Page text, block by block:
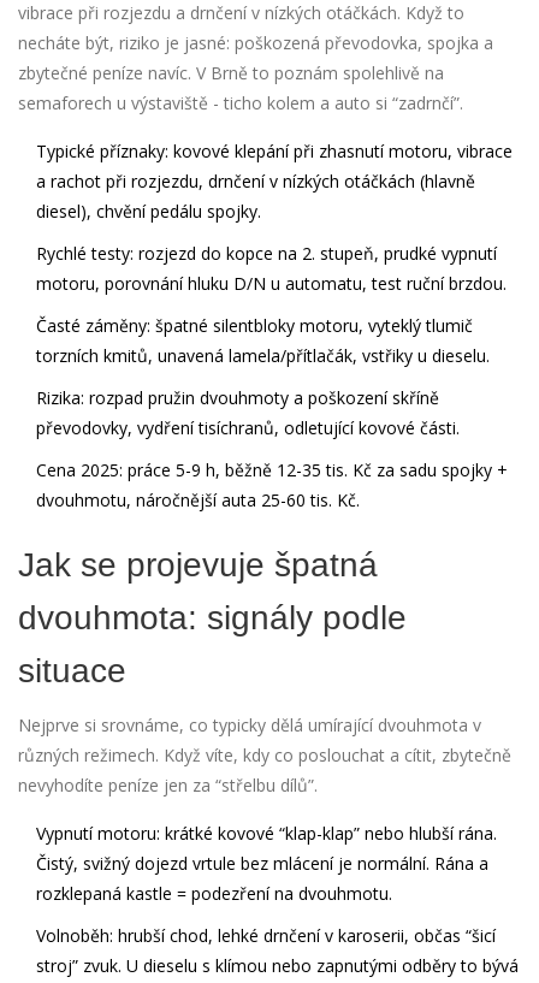
vibrace při rozjezdu a drnčení v nízkých otáčkách. Když to
necháte být, riziko je jasné: poškozená převodovka, spojka a
zbytečné peníze navíc. V Brně to poznám spolehlivě na
semaforech u výstaviště - ticho kolem a auto si “zadrnčí”.
Typické příznaky: kovové klepání při zhasnutí motoru, vibrace
a rachot při rozjezdu, drnčení v nízkých otáčkách (hlavně
diesel), chvění pedálu spojky.
Rychlé testy: rozjezd do kopce na 2. stupeň, prudké vypnutí
motoru, porovnání hluku D/N u automatu, test ruční brzdou.
Časté záměny: špatné silentbloky motoru, vyteklý tlumič
torzních kmitů, unavená lamela/přítlačák, vstřiky u dieselu.
Rizika: rozpad pružin dvouhmoty a poškození skříně
převodovky, vydření tisíchranů, odletující kovové části.
Cena 2025: práce 5-9 h, běžně 12-35 tis. Kč za sadu spojky +
dvouhmotu, náročnější auta 25-60 tis. Kč.
Jak se projevuje špatná
dvouhmota: signály podle
situace
Nejprve si srovnáme, co typicky dělá umírající dvouhmota v
různých režimech. Když víte, kdy co poslouchat a cítit, zbytečně
nevyhodíte peníze jen za “střelbu dílů”.
Vypnutí motoru: krátké kovové “klap-klap” nebo hlubší rána.
Čistý, svižný dojezd vrtule bez mlácení je normální. Rána a
rozklepaná kastle = podezření na dvouhmotu.
Volnoběh: hrubší chod, lehké drnčení v karoserii, občas “šicí
stroj” zvuk. U dieselu s klímou nebo zapnutými odběry to bývá